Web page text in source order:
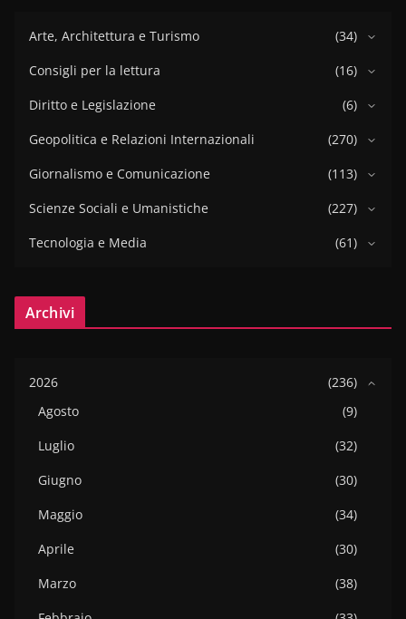
Arte, Architettura e Turismo
(34)
Consigli per la lettura
(16)
Diritto e Legislazione
(6)
Geopolitica e Relazioni Internazionali
(270)
Giornalismo e Comunicazione
(113)
Scienze Sociali e Umanistiche
(227)
Tecnologia e Media
(61)
Archivi
2026
(236)
Agosto
(9)
Luglio
(32)
Giugno
(30)
Maggio
(34)
Aprile
(30)
Marzo
(38)